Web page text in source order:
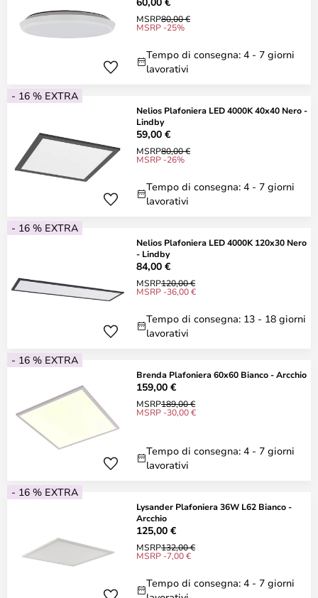
MSRP80,00 €
MSRP -25%
Tempo di consegna: 4 - 7 giorni
lavorativi
- 16 % EXTRA
Nelios Plafoniera LED 4000K 40x40 Nero -
Lindby
59,00 €
MSRP80,00 €
MSRP -26%
Tempo di consegna: 4 - 7 giorni
lavorativi
- 16 % EXTRA
Nelios Plafoniera LED 4000K 120x30 Nero
- Lindby
84,00 €
MSRP120,00 €
MSRP -36,00 €
Tempo di consegna: 13 - 18 giorni
lavorativi
- 16 % EXTRA
Brenda Plafoniera 60x60 Bianco - Arcchio
159,00 €
MSRP189,00 €
MSRP -30,00 €
Tempo di consegna: 4 - 7 giorni
lavorativi
- 16 % EXTRA
Lysander Plafoniera 36W L62 Bianco -
Arcchio
125,00 €
MSRP132,00 €
MSRP -7,00 €
Tempo di consegna: 4 - 7 giorni